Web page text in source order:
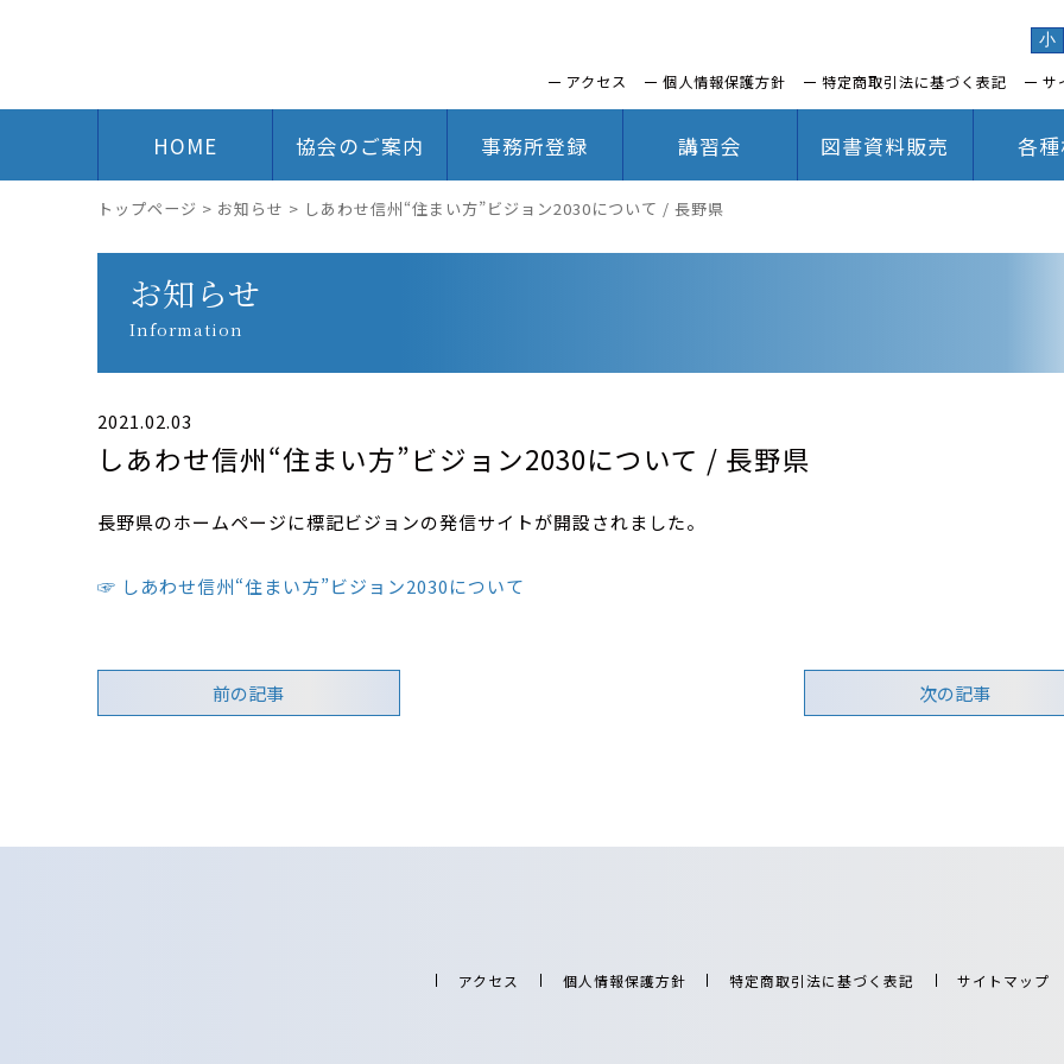
小
アクセス 個人情報保護方針 特定商取引法に基づく表記 サ
HOME 協会のご案内 事務所登録 講習会 図書資料販売 各
トップページ > お知らせ > しあわせ信州“住まい方”ビジョン2030について / 長野県
お知らせ
Information
2021.02.03
しあわせ信州“住まい方”ビジョン2030について / 長野県
長野県のホームページに標記ビジョンの発信サイトが開設されました。
☞ しあわせ信州“住まい方”ビジョン2030について
前の記事 次の記事
アクセス 個人情報保護方針 特定商取引法に基づく表記 サイトマップ